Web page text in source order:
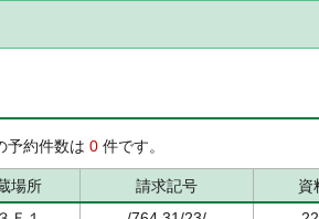
予約件数は 0 件です。
場所 請求記号
資